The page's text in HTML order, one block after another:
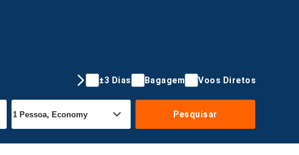
±3 Dias Bagagem Voos Diretos
Pesquisar